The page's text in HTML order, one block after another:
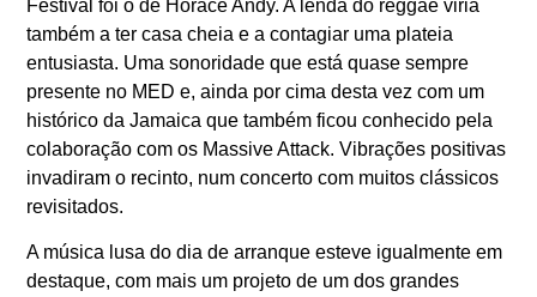
Festival foi o de Horace Andy. A lenda do reggae viria
também a ter casa cheia e a contagiar uma plateia
entusiasta. Uma sonoridade que está quase sempre
presente no MED e, ainda por cima desta vez com um
histórico da Jamaica que também ficou conhecido pela
colaboração com os Massive Attack. Vibrações positivas
invadiram o recinto, num concerto com muitos clássicos
revisitados.
A música lusa do dia de arranque esteve igualmente em
destaque, com mais um projeto de um dos grandes